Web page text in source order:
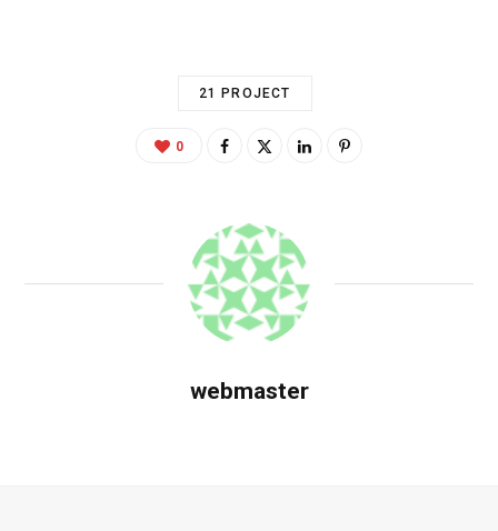
21 PROJECT
0
webmaster